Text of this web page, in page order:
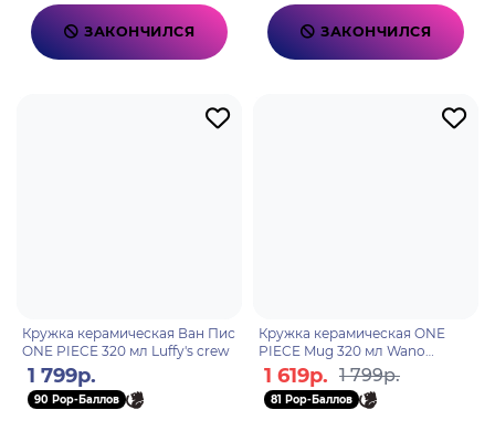
ЗАКОНЧИЛСЯ ЗАКОНЧИЛСЯ
Кружка керамическая Ван Пис
ONE PIECE 320 мл Luffy's crew
1 799р.
90 Pop-Баллов
Кружка керамическая ONE
PIECE Mug 320 мл Wano
Chopper subli box x2
ABYMUGA304
1 619р. 1 799р.
81 Pop-Баллов